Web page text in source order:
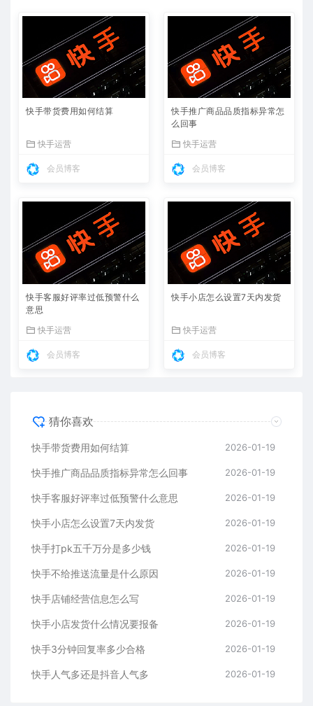
快手带货费用如何结算
快手运营
会员博客
快手推广商品品质指标异常怎
么回事
快手运营
会员博客
快手客服好评率过低预警什么
意思
快手运营
会员博客
快手小店怎么设置7天内发货
快手运营
会员博客
猜你喜欢
快手带货费用如何结算 2026-01-19
快手推广商品品质指标异常怎么回事 2026-01-19
快手客服好评率过低预警什么意思 2026-01-19
快手小店怎么设置7天内发货 2026-01-19
快手打pk五千万分是多少钱 2026-01-19
快手不给推送流量是什么原因 2026-01-19
快手店铺经营信息怎么写 2026-01-19
快手小店发货什么情况要报备 2026-01-19
快手3分钟回复率多少合格 2026-01-19
快手人气多还是抖音人气多 2026-01-19